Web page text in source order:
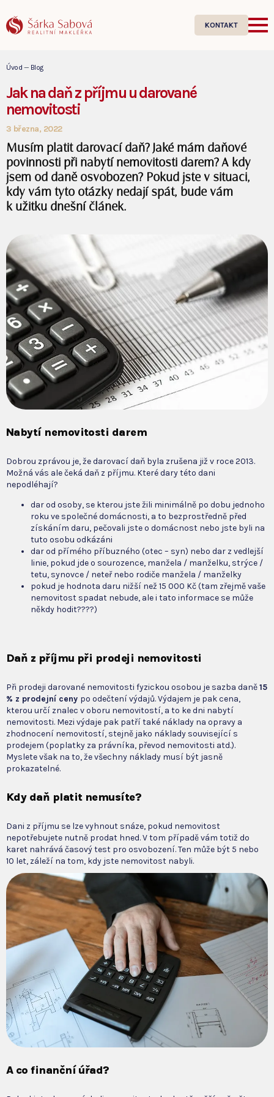
KONTAKT
Úvod — Blog
Jak na daň z příjmu u darované
nemovitosti
3 března, 2022
Musím platit darovací daň? Jaké mám daňové
povinnosti při nabytí nemovitosti darem? A kdy
jsem od daně osvobozen? Pokud jste v situaci,
kdy vám tyto otázky nedají spát, bude vám
k užitku dnešní článek.
Nabytí nemovitosti darem
Dobrou zprávou je, že darovací daň byla zrušena již v roce 2013.
Možná vás ale čeká daň z příjmu. Které dary této dani
nepodléhají?
dar od osoby, se kterou jste žili minimálně po dobu jednoho
roku ve společné domácnosti, a to bezprostředně před
získáním daru, pečovali jste o domácnost nebo jste byli na
tuto osobu odkázáni
dar od přímého příbuzného (otec – syn) nebo dar z vedlejší
linie, pokud jde o sourozence, manžela / manželku, strýce /
tetu, synovce / neteř nebo rodiče manžela / manželky
pokud je hodnota daru nižší než 15 000 Kč (tam zřejmě vaše
nemovitost spadat nebude, ale i tato informace se může
někdy hodit????)
Daň z příjmu při prodeji nemovitosti
Při prodeji darované nemovitosti fyzickou osobou je sazba daně15
% z prodejní ceny po odečtení výdajů. Výdajem je pak cena,
kterou určí znalec v oboru nemovitostí, a to ke dni nabytí
nemovitosti. Mezi výdaje pak patří také náklady na opravy a
zhodnocení nemovitostí, stejně jako náklady související s
prodejem (poplatky za právníka, převod nemovitosti atd.).
Myslete však na to, že všechny náklady musí být jasně
prokazatelné.
Kdy daň platit nemusíte?
Dani z příjmu se lze vyhnout snáze, pokud nemovitost
nepotřebujete nutně prodat hned. V tom případě vám totiž do
karet nahrává časový test pro osvobození. Ten může být 5 nebo
10 let, záleží na tom, kdy jste nemovitost nabyli.
A co finanční úřad?